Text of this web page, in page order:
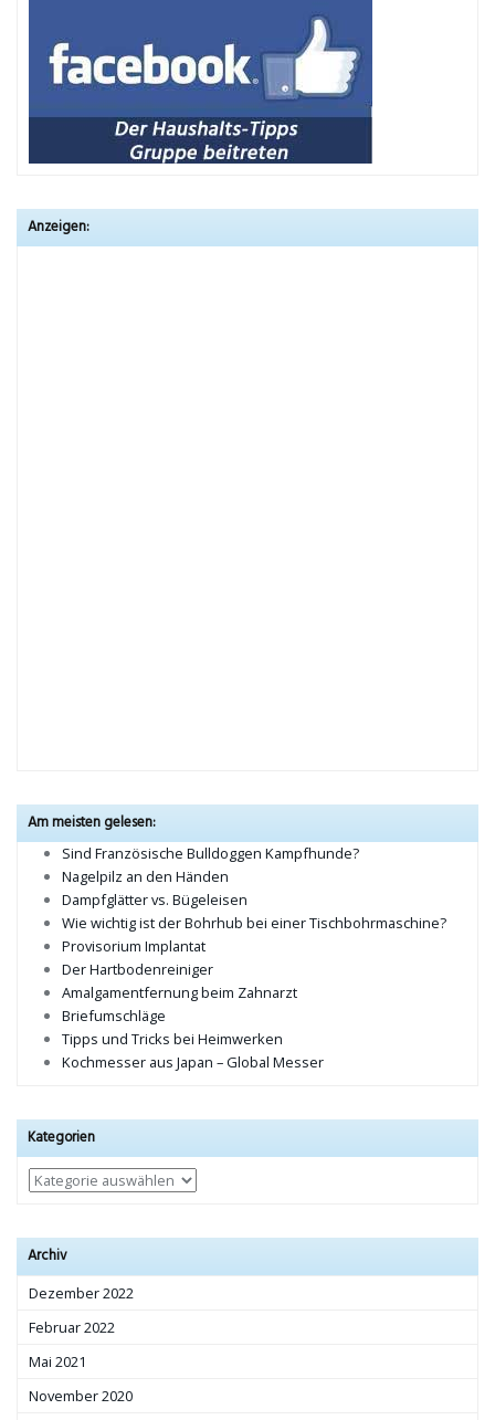
Anzeigen:
Am meisten gelesen:
Sind Französische Bulldoggen Kampfhunde?
Nagelpilz an den Händen
Dampfglätter vs. Bügeleisen
Wie wichtig ist der Bohrhub bei einer Tischbohrmaschine?
Provisorium Implantat
Der Hartbodenreiniger
Amalgamentfernung beim Zahnarzt
Briefumschläge
Tipps und Tricks bei Heimwerken
Kochmesser aus Japan – Global Messer
Kategorien
Kategorien
Archiv
Dezember 2022
Februar 2022
Mai 2021
November 2020